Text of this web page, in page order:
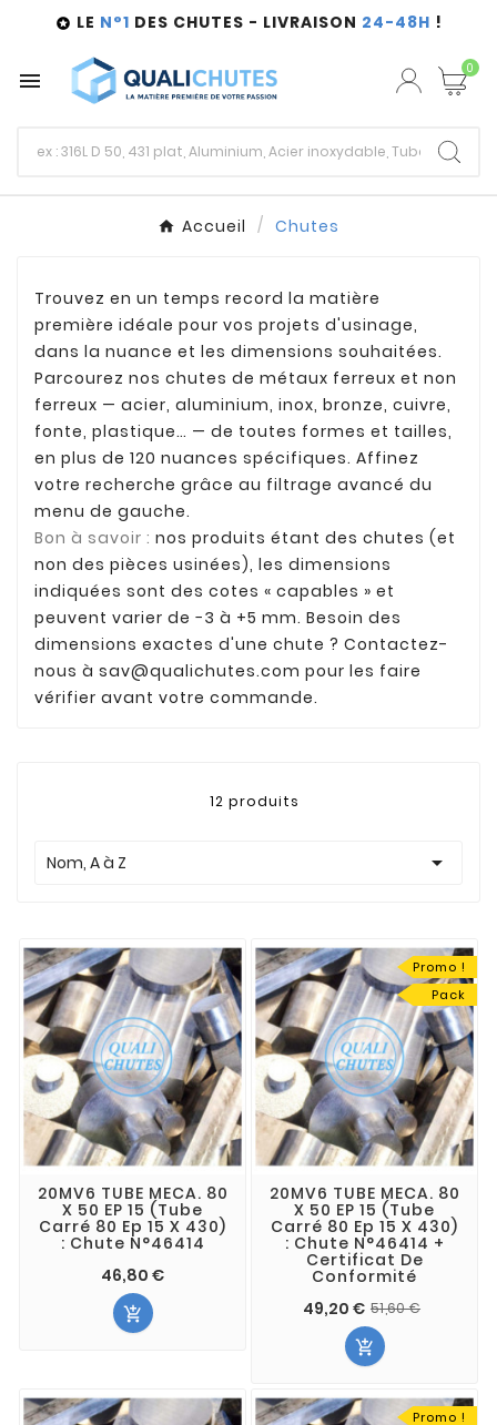
 LE N°1 DES CHUTES - LIVRAISON 24-48H !
 0
Accueil Chutes
Trouvez en un temps record la matière
première idéale pour vos projets d'usinage,
dans la nuance et les dimensions souhaitées.
Parcourez nos chutes de métaux ferreux et non
ferreux — acier, aluminium, inox, bronze, cuivre,
fonte, plastique… — de toutes formes et tailles,
en plus de 120 nuances spécifiques. Affinez
votre recherche grâce au filtrage avancé du
menu de gauche.
Bon à savoir : nos produits étant des chutes (et
non des pièces usinées), les dimensions
indiquées sont des cotes « capables » et
peuvent varier de −3 à +5 mm. Besoin des
dimensions exactes d'une chute ? Contactez-
nous à sav@qualichutes.com pour les faire
vérifier avant votre commande.
12 produits
Nom, A à Z 
20MV6 TUBE MECA. 80
X 50 EP 15 (Tube
Carré 80 Ep 15 X 430)
: Chute N°46414
46,80 €

Promo !
Pack
20MV6 TUBE MECA. 80
X 50 EP 15 (Tube
Carré 80 Ep 15 X 430)
: Chute N°46414 +
Certificat De
Conformité
49,20 € 51,60 €

Promo !